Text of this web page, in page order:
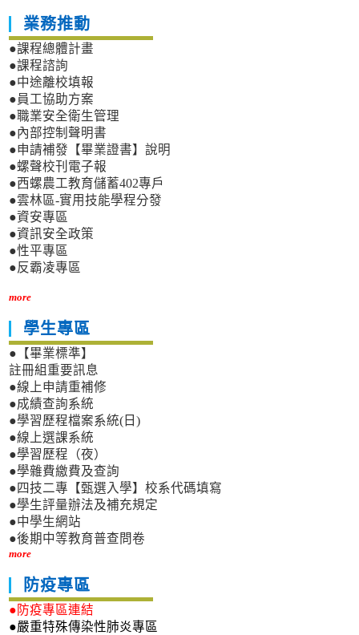
業務推動
●課程總體計畫
●課程諮詢
●中途離校填報
●員工協助方案
●職業安全衛生管理
●內部控制聲明書
●申請補發【畢業證書】說明
●螺聲校刊電子報
●西螺農工教育儲蓄402專戶
●雲林區-實用技能學程分發
●資安專區
●資訊安全政策
●性平專區
●反霸凌專區
more
學生專區
●【畢業標準】
註冊組重要訊息
●線上申請重補修
●成績查詢系統
●學習歷程檔案系統(日)
●線上選課系統
●學習歷程（夜）
●學雜費繳費及查詢
●四技二專【甄選入學】校系代碼填寫
●學生評量辦法及補充規定
●中學生網站
●後期中等教育普查問卷
more
防疫專區
●防疫專區連結
●嚴重特殊傳染性肺炎專區